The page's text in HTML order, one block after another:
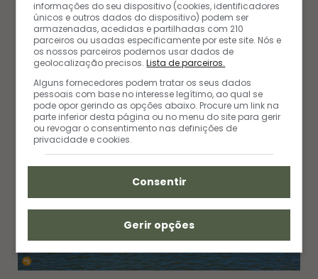
Recomendamos:Oficina Cerâmica de Francisco
Brennand, o mestre dos sonhos
informações do seu dispositivo (cookies, identificadores
únicos e outros dados do dispositivo) podem ser
armazenadas, acedidas e partilhadas com 210
parceiros ou usadas especificamente por este site. Nós e
os nossos parceiros podemos usar dados de
geolocalização precisos.Lista de parceiros.
Alguns fornecedores podem tratar os seus dados
pessoais com base no interesse legítimo, ao qual se
pode opor gerindo as opções abaixo. Procure um link na
parte inferior desta página ou no menu do site para gerir
ou revogar o consentimento nas definições de
privacidade e cookies.
Consentir
Gerir opções